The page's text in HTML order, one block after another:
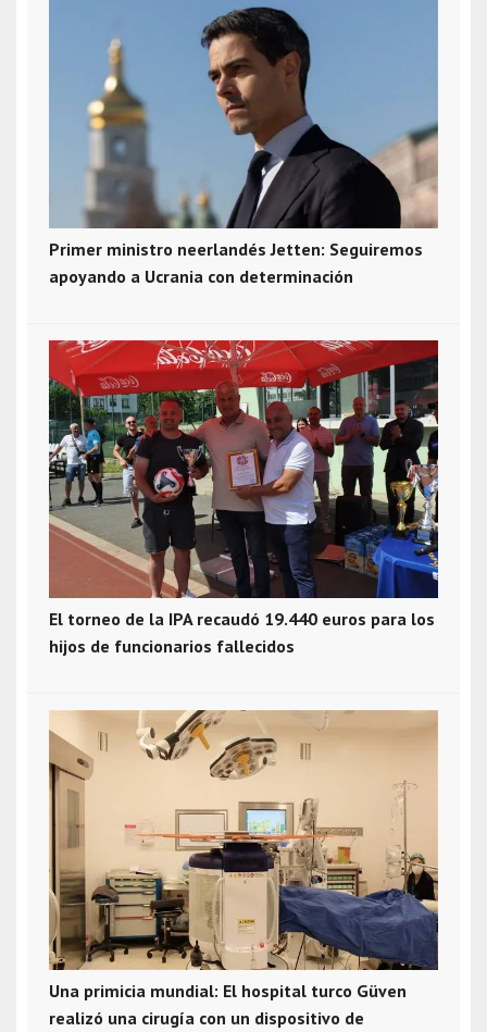
Primer ministro neerlandés Jetten: Seguiremos
apoyando a Ucrania con determinación
El torneo de la IPA recaudó 19.440 euros para los
hijos de funcionarios fallecidos
Una primicia mundial: El hospital turco Güven
realizó una cirugía con un dispositivo de